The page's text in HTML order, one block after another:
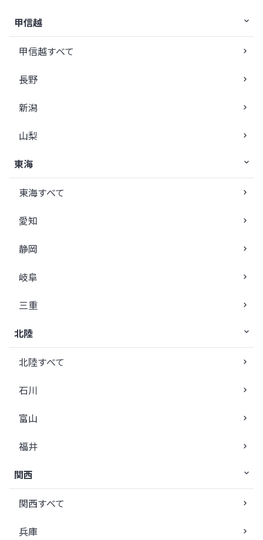
甲信越
甲信越すべて
長野
新潟
山梨
東海
東海すべて
愛知
静岡
岐阜
三重
北陸
北陸すべて
石川
富山
福井
関西
関西すべて
兵庫